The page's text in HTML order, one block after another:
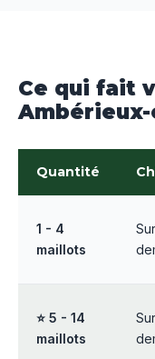
Ce qui fait
Quantité
1 - 4
maillots
Sur
⭐ 5 - 14
maillots
Sur